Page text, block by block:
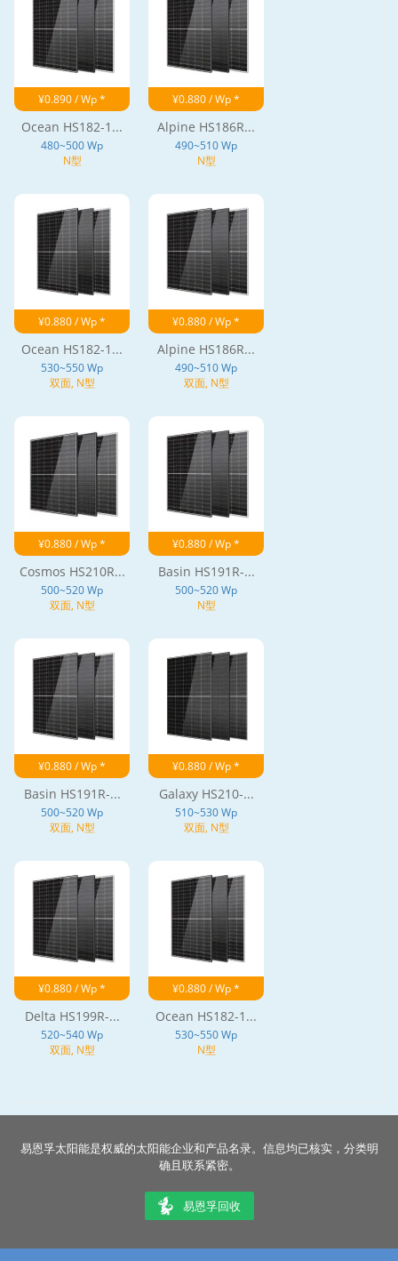
¥0.890 / Wp *
Ocean HS182-1...
480~500 Wp
N型
¥0.880 / Wp *
Alpine HS186R...
490~510 Wp
N型
¥0.880 / Wp *
Ocean HS182-1...
530~550 Wp
双面, N型
¥0.880 / Wp *
Alpine HS186R...
490~510 Wp
双面, N型
¥0.880 / Wp *
Cosmos HS210R...
500~520 Wp
双面, N型
¥0.880 / Wp *
Basin HS191R-...
500~520 Wp
N型
¥0.880 / Wp *
Basin HS191R-...
500~520 Wp
双面, N型
¥0.880 / Wp *
Galaxy HS210-...
510~530 Wp
双面, N型
¥0.880 / Wp *
Delta HS199R-...
520~540 Wp
双面, N型
¥0.880 / Wp *
Ocean HS182-1...
530~550 Wp
N型
易恩孚太阳能是权威的太阳能企业和产品名录。信息均已核实，分类明
确且联系紧密。
易恩孚回收